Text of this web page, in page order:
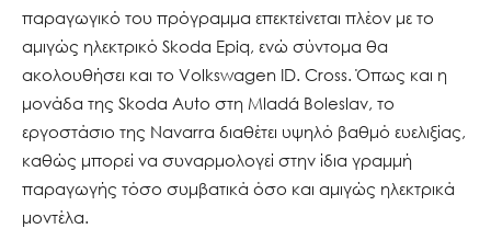
παραγωγικό του πρόγραμμα επεκτείνεται πλέον με το
αμιγώς ηλεκτρικό Skoda Epiq, ενώ σύντομα θα
ακολουθήσει και το Volkswagen ID. Cross. Όπως και η
μονάδα της Skoda Auto στη Mladá Boleslav, το
εργοστάσιο της Navarra διαθέτει υψηλό βαθμό ευελιξίας,
καθώς μπορεί να συναρμολογεί στην ίδια γραμμή
παραγωγής τόσο συμβατικά όσο και αμιγώς ηλεκτρικά
μοντέλα.